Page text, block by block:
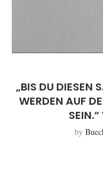
„BIS DU DIESEN
WERDEN AUF
by